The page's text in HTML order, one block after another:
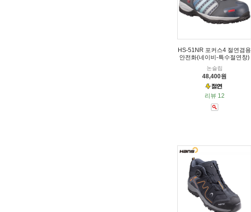
HS-51NR 포커스4 절연겸용
안전화(네이비-특수절연창)
논슬립
48,400원
리뷰 12